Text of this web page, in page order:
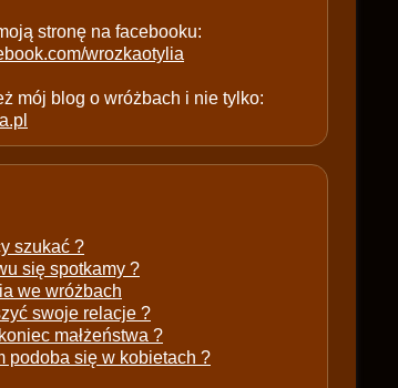
stronę na facebooku:
wrozkaotylia
mój blog o wróżbach i nie tylko:
szukać ?
się spotkamy ?
we wróżbach
swoje relacje ?
małżeństwa ?
podoba się w kobietach ?